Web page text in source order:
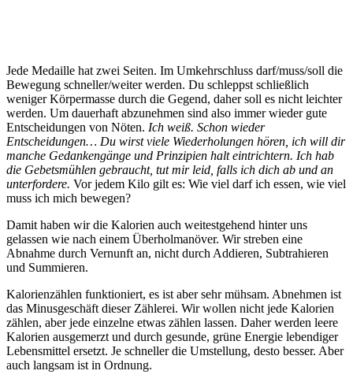
Jede Medaille hat zwei Seiten. Im Umkehrschluss darf/muss/soll die
Bewegung schneller/weiter werden. Du schleppst schließlich
weniger Körpermasse durch die Gegend, daher soll es nicht leichter
werden. Um dauerhaft abzunehmen sind also immer wieder gute
Entscheidungen von Nöten. Ich weiß. Schon wieder
Entscheidungen… Du wirst viele Wiederholungen hören, ich will dir
manche Gedankengänge und Prinzipien halt eintrichtern. Ich hab
die Gebetsmühlen gebraucht, tut mir leid, falls ich dich ab und an
unterfordere. Vor jedem Kilo gilt es: Wie viel darf ich essen, wie viel
muss ich mich bewegen?
Damit haben wir die Kalorien auch weitestgehend hinter uns
gelassen wie nach einem Überholmanöver. Wir streben eine
Abnahme durch Vernunft an, nicht durch Addieren, Subtrahieren
und Summieren.
Kalorienzählen funktioniert, es ist aber sehr mühsam. Abnehmen ist
das Minusgeschäft dieser Zählerei. Wir wollen nicht jede Kalorien
zählen, aber jede einzelne etwas zählen lassen. Daher werden leere
Kalorien ausgemerzt und durch gesunde, grüne Energie lebendiger
Lebensmittel ersetzt. Je schneller die Umstellung, desto besser. Aber
auch langsam ist in Ordnung.